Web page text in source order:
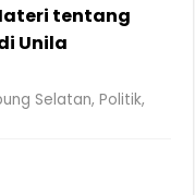
tentang
Unila
Selatan,Politik,